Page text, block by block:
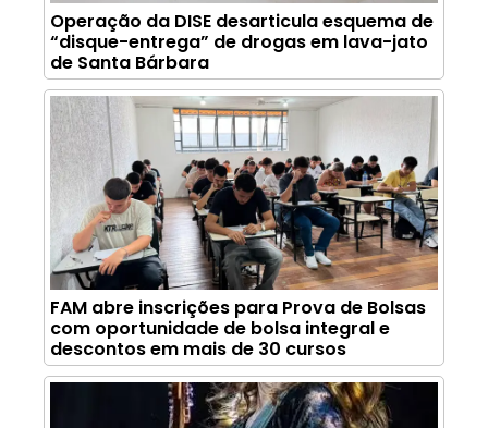
Operação da DISE desarticula esquema de
“disque-entrega” de drogas em lava-jato
de Santa Bárbara
FAM abre inscrições para Prova de Bolsas
com oportunidade de bolsa integral e
descontos em mais de 30 cursos